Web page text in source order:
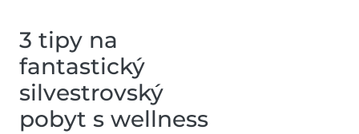
3 tipy na
fantastický
silvestrovský
pobyt s wellness